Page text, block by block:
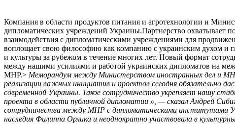
Компания в области продуктов питания и агротехнологии и
дипломатических учреждений Украины.Партнерство охватывает
взаимодействия с дипломатическими учреждениями для
воплощает свою философию как компанию с украинским духом и
и культуры за рубежом в течение многих лет. Новый формат
между нашими усилиями и работой украинских дипломатов на
MHP.> Меморандум между Министерством иностранных дел и MHP
реализации важных инициатив и проектов сегодня обязательно
современной Украины. Такое сотрудничество укрепляет нашу
проекта в области публичной дипломатии », — сказал Андрей
сотрудничества между MHP с дипломатическими институтами
наследия Филиппа Орлика и неоднократно участвовала в